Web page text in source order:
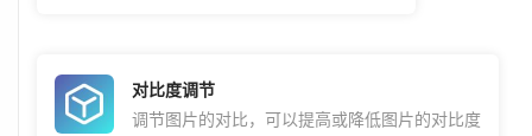
对比度调节
调节图片的对比，可以提高或降低图片的对比度